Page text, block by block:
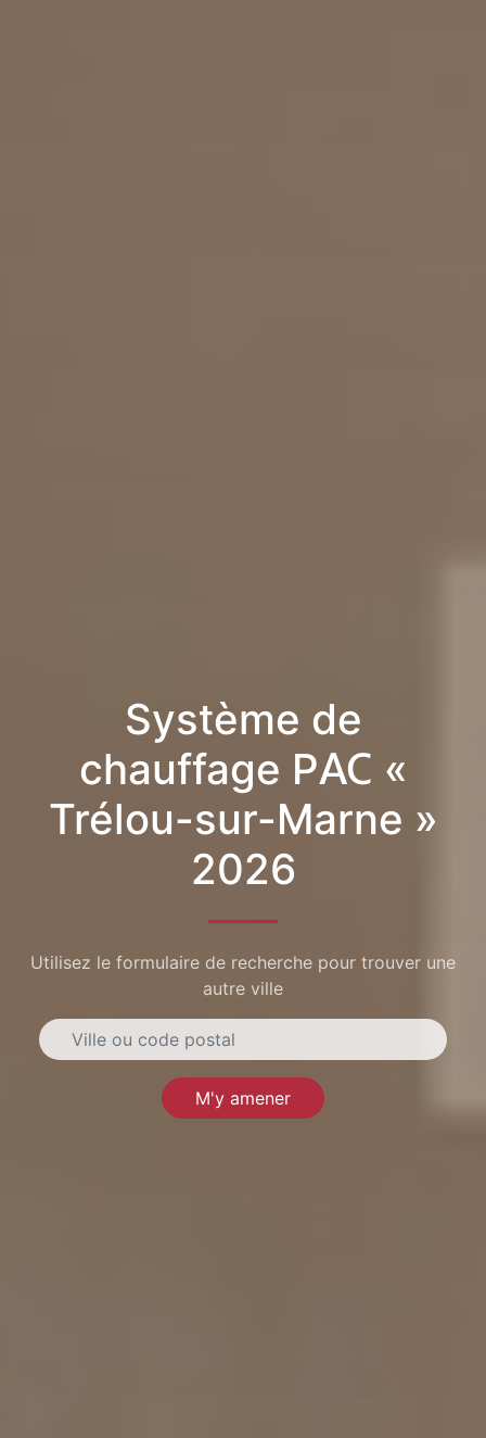
Système de
chauffage PAC «
Trélou-sur-Marne »
2026
Utilisez le formulaire de recherche pour trouver une
autre ville
M'y amener